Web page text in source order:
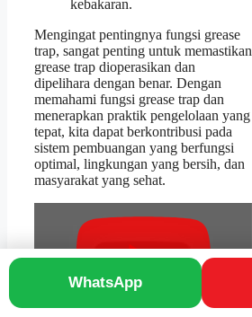
WhatsApp
kebakaran.
Mengingat pentingnya fungsi grease
trap, sangat penting untuk memastikan
grease trap dioperasikan dan
dipelihara dengan benar. Dengan
memahami fungsi grease trap dan
menerapkan praktik pengelolaan yang
tepat, kita dapat berkontribusi pada
sistem pembuangan yang berfungsi
optimal, lingkungan yang bersih, dan
masyarakat yang sehat.